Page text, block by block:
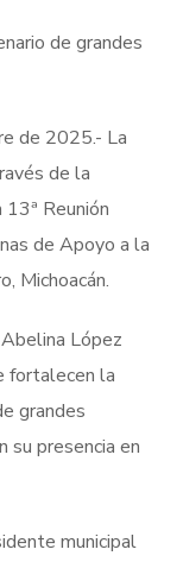
de grandes
de 2025.- La
de la
Reunión
de Apoyo a la
Michoacán.
López
fortalecen la
grandes
su presencia en
municipal